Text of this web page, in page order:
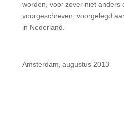
worden, voor zover niet anders
voorgeschreven, voorgelegd
in Nederland.
Amsterdam, augustus 2013